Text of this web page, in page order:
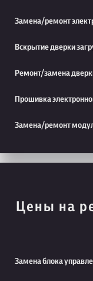
Замена/ремонт
Вскрытие дверки
Ремонт/замена
Прошивка
Замена/ремонт
Цены на
Замена блока